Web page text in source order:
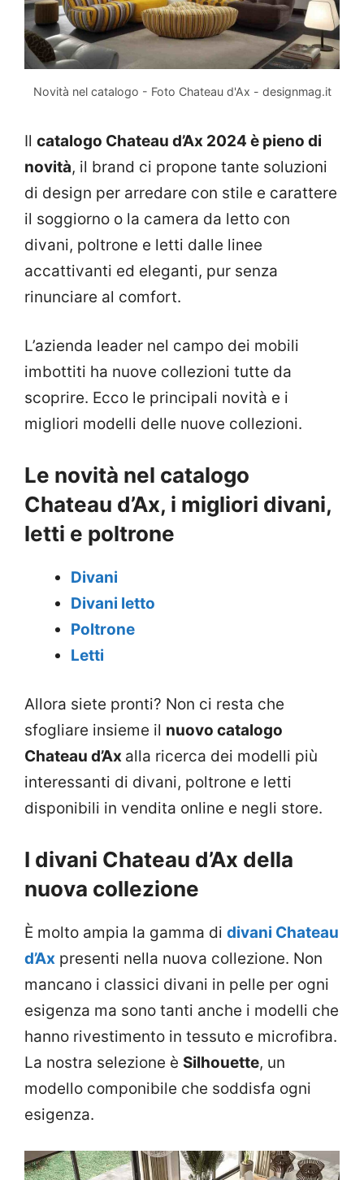
Novità nel catalogo - Foto Chateau d'Ax - designmag.it
Il catalogo Chateau d’Ax 2024 è pieno di
novità, il brand ci propone tante soluzioni
di design per arredare con stile e carattere
il soggiorno o la camera da letto con
divani, poltrone e letti dalle linee
accattivanti ed eleganti, pur senza
rinunciare al comfort.
L’azienda leader nel campo dei mobili
imbottiti ha nuove collezioni tutte da
scoprire. Ecco le principali novità e i
migliori modelli delle nuove collezioni.
Le novità nel catalogo
Chateau d’Ax, i migliori divani,
letti e poltrone
Divani
Divani letto
Poltrone
Letti
Allora siete pronti? Non ci resta che
sfogliare insieme il nuovo catalogo
Chateau d’Ax alla ricerca dei modelli più
interessanti di divani, poltrone e letti
disponibili in vendita online e negli store.
I divani Chateau d’Ax della
nuova collezione
È molto ampia la gamma di divani Chateau
d’Ax presenti nella nuova collezione. Non
mancano i classici divani in pelle per ogni
esigenza ma sono tanti anche i modelli che
hanno rivestimento in tessuto e microfibra.
La nostra selezione è Silhouette, un
modello componibile che soddisfa ogni
esigenza.